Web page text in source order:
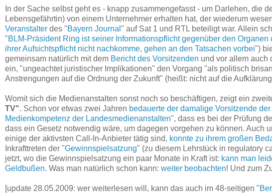
In der Sache selbst geht es - knapp zusammengefasst - um Darlehen, die
Lebensgefährtin) von einem Unternehmer erhalten hat, der wiederum
Veranstalter des "Bayern Journal " auf Sat 1 und RTL beteiligt war. Allein
"BLM-Präsident Ring ist seiner Informationspflicht gegenüber den Organen
ihrer Aufsichtspflicht nicht nachkomme, gehen an den Tatsachen vorbei")
gemeinsam natürlich mit dem Bericht des Vorsitzenden und vor allem auch
ein, "ungeachtet juristischer Implikationen" den Vorgang "als politisch
Anstrengungen auf die Ordnung der Zukunft" (heißt: nicht auf die
Womit sich die Medienanstalten sonst noch so beschäftigen, zeigt ein
TV". Schon vor etwas zwei Jahren bedauerte der damalige Vorsitzende
Medienkompetenz der Landesmedienanstalten", dass es bei der Prüfung
dass ein Gesetz notwendig wäre, um dagegen vorgehen zu können. Auch
einige der aktivsten Call-In-Anbieter tätig sind, konnte zu ihrem großen
Inkrafttreten der "Gewinnspielsatzung" (zu diesem Lehrstück in regulatory
jetzt, wo die Gewinnspielsatzung ein paar Monate in Kraft ist: kann man
Geldbußen. Was man natürlich schon kann: weiter beobachten! Und zum
[update 28.05.2009: wer weiterlesen will, kann das auch im 48-seitigen "